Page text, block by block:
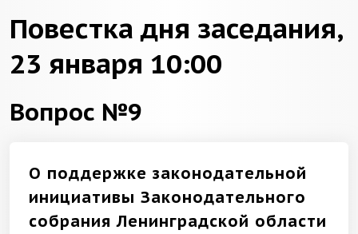
Повестка дня заседания,
23 января 10:00
Вопрос №9
О поддержке законодательной
инициативы Законодательного
собрания Ленинградской области